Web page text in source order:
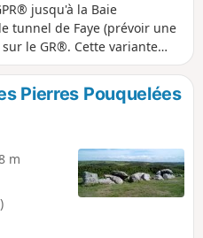
jusqu'à la Baie
tunnel de Faye (prévoir une
le GR®. Cette variante
de la Seconde Guerre
sur Goury et son air
Pierres Pouquelées
m